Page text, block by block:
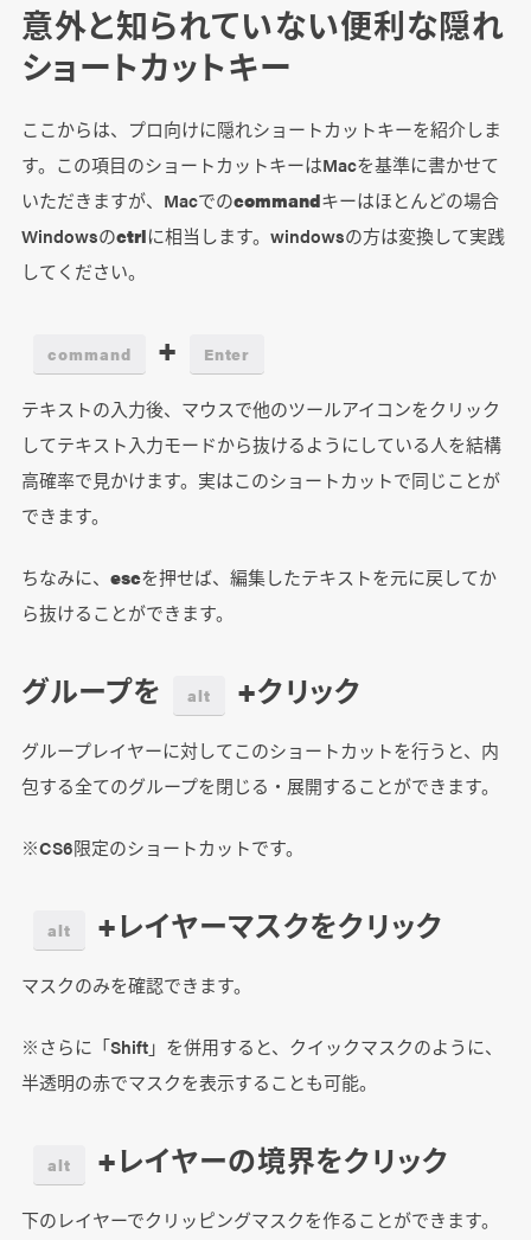
意外と知られていない便利な隠れ
ショートカットキー
ここからは、プロ向けに隠れショートカットキーを紹介しま
す。この項目のショートカットキーはMacを基準に書かせて
いただきますが、Macでのcommandキーはほとんどの場合
Windowsのctrlに相当します。windowsの方は変換して実践
してください。
command + Enter
テキストの入力後、マウスで他のツールアイコンをクリック
してテキスト入力モードから抜けるようにしている人を結構
高確率で見かけます。実はこのショートカットで同じことが
できます。
ちなみに、 escを押せば、編集したテキストを元に戻してか
ら抜けることができます。
グループを alt +クリック
グループレイヤーに対してこのショートカットを行うと、内
包する全てのグループを閉じる・展開することができます。
※CS6限定のショートカットです。
alt +レイヤーマスクをクリック
マスクのみを確認できます。
※さらに「Shift」を併用すると、クイックマスクのように、
半透明の赤でマスクを表示することも可能。
alt +レイヤーの境界をクリック
下のレイヤーでクリッピングマスクを作ることができます。